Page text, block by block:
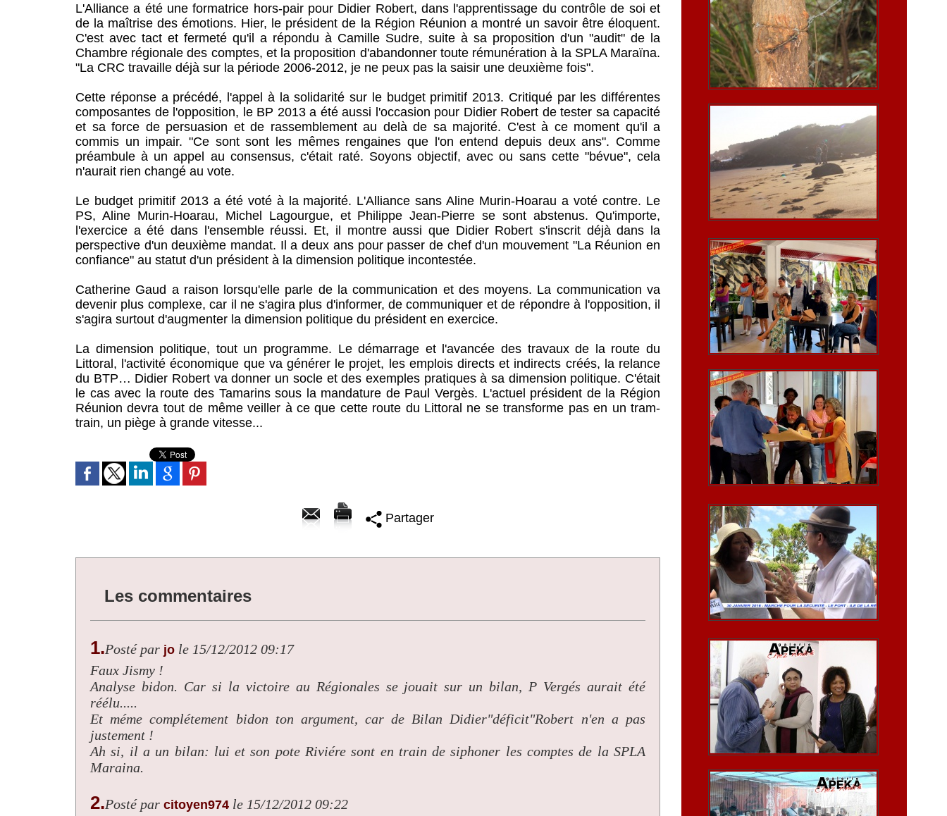
L'Alliance a été une formatrice hors-pair pour Didier Robert, dans l'apprentissage du contrôle de soi et
de la maîtrise des émotions. Hier, le président de la Région Réunion a montré un savoir être éloquent.
C'est avec tact et fermeté qu'il a répondu à Camille Sudre, suite à sa proposition d'un "audit" de la
Chambre régionale des comptes, et la proposition d'abandonner toute rémunération à la SPLA Maraïna.
"La CRC travaille déjà sur la période 2006-2012, je ne peux pas la saisir une deuxième fois".
Cette réponse a précédé, l'appel à la solidarité sur le budget primitif 2013. Critiqué par les différentes
composantes de l'opposition, le BP 2013 a été aussi l'occasion pour Didier Robert de tester sa capacité
et sa force de persuasion et de rassemblement au delà de sa majorité. C'est à ce moment qu'il a
commis un impair. "Ce sont sont les mêmes rengaines que l'on entend depuis deux ans". Comme
préambule à un appel au consensus, c'était raté. Soyons objectif, avec ou sans cette "bévue", cela
n'aurait rien changé au vote.
Le budget primitif 2013 a été voté à la majorité. L'Alliance sans Aline Murin-Hoarau a voté contre. Le
PS, Aline Murin-Hoarau, Michel Lagourgue, et Philippe Jean-Pierre se sont abstenus. Qu'importe,
l'exercice a été dans l'ensemble réussi. Et, il montre aussi que Didier Robert s'inscrit déjà dans la
perspective d'un deuxième mandat. Il a deux ans pour passer de chef d'un mouvement "La Réunion en
confiance" au statut d'un président à la dimension politique incontestée.
Catherine Gaud a raison lorsqu'elle parle de la communication et des moyens. La communication va
devenir plus complexe, car il ne s'agira plus d'informer, de communiquer et de répondre à l'opposition, il
s'agira surtout d'augmenter la dimension politique du président en exercice.
La dimension politique, tout un programme. Le démarrage et l'avancée des travaux de la route du
Littoral, l'activité économique que va générer le projet, les emplois directs et indirects créés, la relance
du BTP… Didier Robert va donner un socle et des exemples pratiques à sa dimension politique. C'était
le cas avec la route des Tamarins sous la mandature de Paul Vergès. L'actuel président de la Région
Réunion devra tout de même veiller à ce que cette route du Littoral ne se transforme pas en un tram-
train, un piège à grande vitesse...
Partager
Les commentaires
1.Posté par jo le 15/12/2012 09:17
Faux Jismy !
Analyse bidon. Car si la victoire au Régionales se jouait sur un bilan, P Vergés aurait été
réélu.....
Et méme complétement bidon ton argument, car de Bilan Didier"déficit"Robert n'en a pas
justement !
Ah si, il a un bilan: lui et son pote Riviére sont en train de siphoner les comptes de la SPLA
Maraina.
2.Posté par citoyen974 le 15/12/2012 09:22